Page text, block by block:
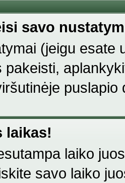
savo
(jeigu esate
pakeisti,
laikas!
laiko
savo laiko